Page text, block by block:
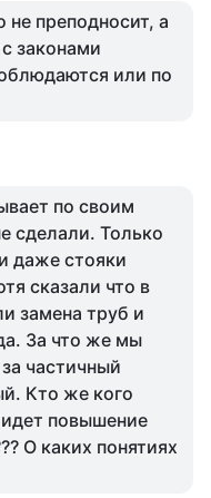
не преподносит, а
законами
или по
по своим
сделали. Только
даже стояки
сказали что в
замена труб и
За что же мы
частичный
Кто же кого
повышение
О каких понятиях